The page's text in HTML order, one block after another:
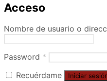
Acceso
Nombre de usuario o
Password *
Recuérdame
Iniciar